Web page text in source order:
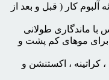
کار ( قبل و بعد از
ماندگاری طولانی
برای موهای کم پشت و
کراتینه ، اکستنشن و